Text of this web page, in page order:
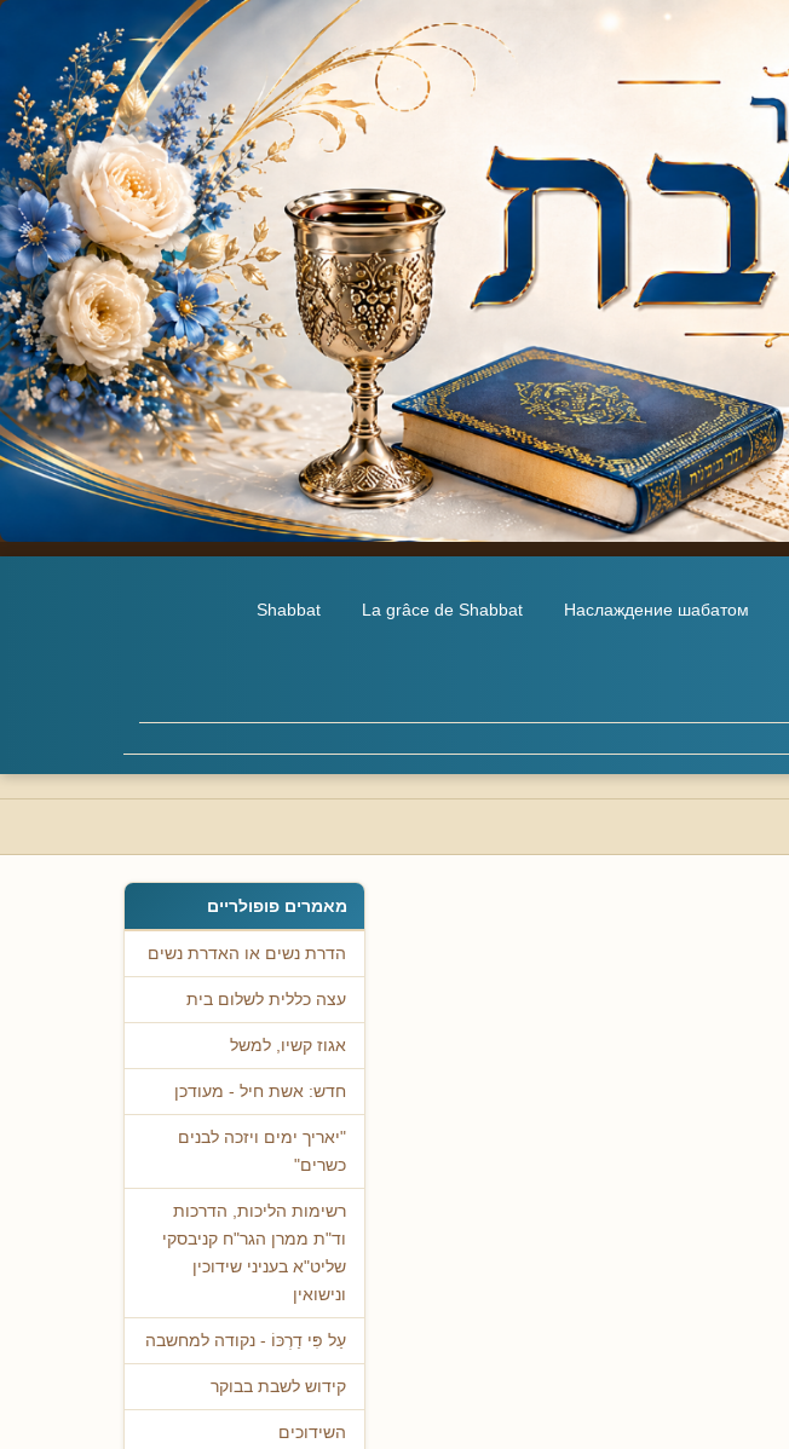
Наслаждение шабатом
La grâce de Shabbat
Shabbat
מאמרים פופולריים
הדרת נשים או האדרת נשים
עצה כללית לשלום בית
אגוז קשיו, למשל
חדש: אשת חיל - מעודכן
"יאריך ימים ויזכה לבנים
כשרים"
רשימות הליכות, הדרכות
וד"ת ממרן הגר"ח קניבסקי
שליט"א בעניני שידוכין
ונישואין
עַל פִּי דַרְכּוֹ - נקודה למחשבה
קידוש לשבת בבוקר
השידוכים